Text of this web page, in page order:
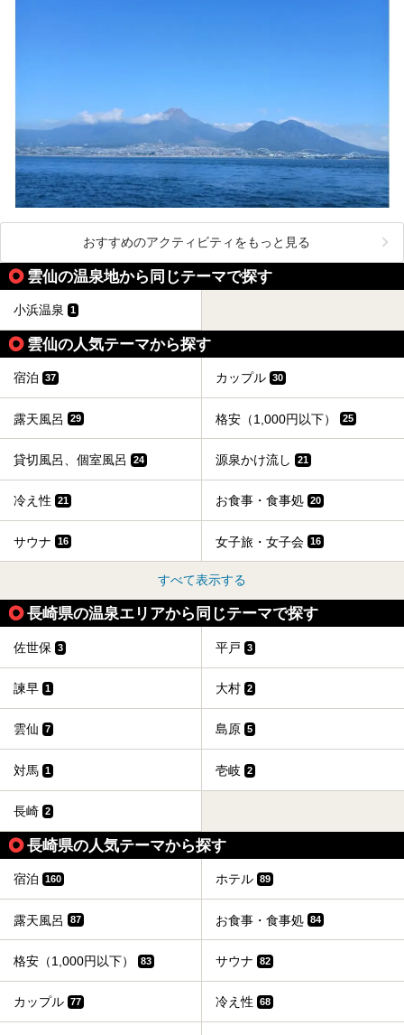
おすすめのアクティビティをもっと見る
雲仙の温泉地から同じテーマで探す
小浜温泉 1
雲仙の人気テーマから探す
宿泊 37 カップル 30
露天風呂 29 格安（1,000円以下） 25
貸切風呂、個室風呂 24 源泉かけ流し 21
冷え性 21 お食事・食事処 20
サウナ 16 女子旅・女子会 16
すべて表示する
長崎県の温泉エリアから同じテーマで探す
佐世保 3 平戸 3
諫早 1 大村 2
雲仙 7 島原 5
対馬 1 壱岐 2
長崎 2
長崎県の人気テーマから探す
宿泊 160 ホテル 89
露天風呂 87 お食事・食事処 84
格安（1,000円以下） 83 サウナ 82
カップル 77 冷え性 68